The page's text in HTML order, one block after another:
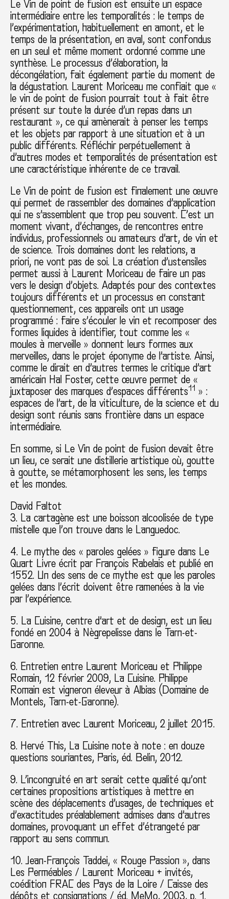
Le Vin de point de fusion est ensuite un espace
intermédiaire entre les temporalités : le temps de
l’expérimentation, habituellement en amont, et le
temps de la présentation, en aval, sont confondus
en un seul et même moment ordonné comme une
synthèse. Le processus d’élaboration, la
décongélation, fait également partie du moment de
la dégustation. Laurent Moriceau me confiait que «
le vin de point de fusion pourrait tout à fait être
présent sur toute la durée d’un repas dans un
restaurant », ce qui amènerait à penser les temps
et les objets par rapport à une situation et à un
public différents. Réfléchir perpétuellement à
d’autres modes et temporalités de présentation est
une caractéristique inhérente de ce travail.
Le Vin de point de fusion est finalement une œuvre
qui permet de rassembler des domaines d’application
qui ne s’assemblent que trop peu souvent. C’est un
moment vivant, d’échanges, de rencontres entre
individus, professionnels ou amateurs d’art, de vin et
de science. Trois domaines dont les relations, a
priori, ne vont pas de soi. La création d’ustensiles
permet aussi à Laurent Moriceau de faire un pas
vers le design d’objets. Adaptés pour des contextes
toujours différents et un processus en constant
questionnement, ces appareils ont un usage
programmé : faire s’écouler le vin et recomposer des
formes liquides à identifier, tout comme les «
moules à merveille » donnent leurs formes aux
merveilles, dans le projet éponyme de l’artiste. Ainsi,
comme le dirait en d’autres termes le critique d’art
américain Hal Foster, cette œuvre permet de «
juxtaposer des marques d’espaces différents11 » :
espaces de l’art, de la viticulture, de la science et du
design sont réunis sans frontière dans un espace
intermédiaire.
En somme, si Le Vin de point de fusion devait être
un lieu, ce serait une distillerie artistique où, goutte
à goutte, se métamorphosent les sens, les temps
et les mondes.
David Faltot
3. La cartagène est une boisson alcoolisée de type
mistelle que l’on trouve dans le Languedoc.
4. Le mythe des « paroles gelées » figure dans Le
Quart Livre écrit par François Rabelais et publié en
1552. Un des sens de ce mythe est que les paroles
gelées dans l’écrit doivent être ramenées à la vie
par l’expérience.
5. La Cuisine, centre d’art et de design, est un lieu
fondé en 2004 à Nègrepelisse dans le Tarn-et-
Garonne.
6. Entretien entre Laurent Moriceau et Philippe
Romain, 12 février 2009, La Cuisine. Philippe
Romain est vigneron éleveur à Albias (Domaine de
Montels, Tarn-et-Garonne).
7. Entretien avec Laurent Moriceau, 2 juillet 2015.
8. Hervé This, La Cuisine note à note : en douze
questions souriantes, Paris, éd. Belin, 2012.
9. L’incongruité en art serait cette qualité qu’ont
certaines propositions artistiques à mettre en
scène des déplacements d’usages, de techniques et
d’exactitudes préalablement admises dans d’autres
domaines, provoquant un effet d’étrangeté par
rapport au sens commun.
10. Jean-François Taddei, « Rouge Passion », dans
Les Perméables / Laurent Moriceau + invités,
coédition FRAC des Pays de la Loire / Caisse des
dépôts et consignations / éd. MeMo, 2003, p. 1.